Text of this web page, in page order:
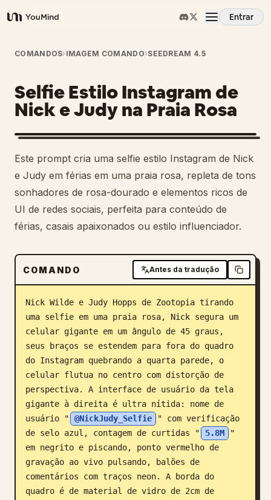
YouMind
Entrar
Visão Geral
Casos de Uso
Habilidades
Prompts
Preços
Blog
Atualizações
COMANDOS› IMAGEM COMANDO›SEEDREAM 4.5
Selfie Estilo Instagram de
Nick e Judy na Praia Rosa
Este prompt cria uma selfie estilo Instagram de Nick
e Judy em férias em uma praia rosa, repleta de tons
sonhadores de rosa-dourado e elementos ricos de
UI de redes sociais, perfeita para conteúdo de
férias, casais apaixonados ou estilo influenciador.
COMANDO Antes da tradução
Nick Wilde e Judy Hopps de Zootopia tirando
uma selfie em uma praia rosa, Nick segura um
celular gigante em um ângulo de 45 graus,
seus braços se estendem para fora do quadro
do Instagram quebrando a quarta parede, o
celular flutua no centro com distorção de
perspectiva. A interface de usuário da tela
gigante à direita é ultra nítida: nome de
usuário "
@NickJudy_Selfie
" com verificação
de selo azul, contagem de curtidas "
5.8M
"
em negrito e piscando, ponto vermelho de
gravação ao vivo pulsando, balões de
comentários com traços neon. A borda do
quadro é de material de vidro de 2cm de